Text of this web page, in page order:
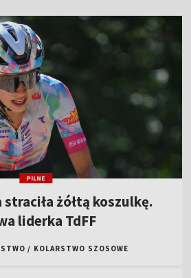
PILNE
żółtą koszulkę.
liderka TdFF
/ KOLARSTWO SZOSOWE